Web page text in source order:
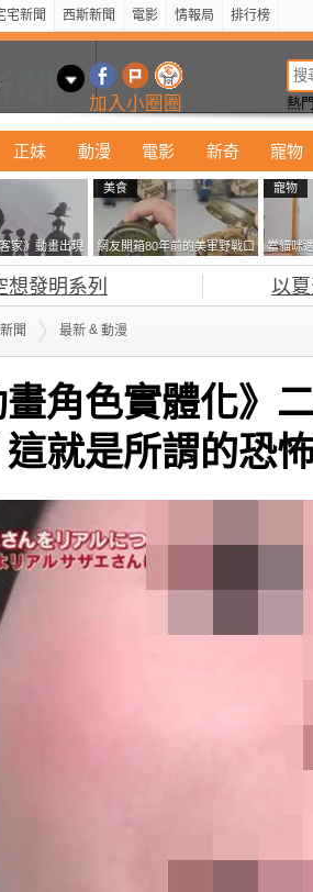
宅新聞 西斯新聞 電影 情報局 排行榜
加入小圈圈 熱
正妹 動漫 電影 新奇 寵物
家》動畫出現
？你是不是忘
了
美食
網友開箱80年前的美軍野戰口
糧 罐頭本身保存良好，但裡
面的味道...
寵物
當貓咪
果玩了
鐘笑翻
想發明系列 以
聞 最新 & 動漫
畫角色實體化》
這就是所謂的恐
新奇 正妹 寵物 型男 Kuso 科技 動漫